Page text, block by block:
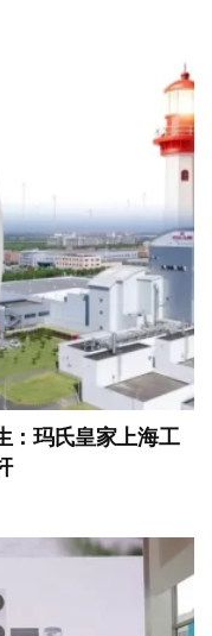
：玛氏皇家上海工